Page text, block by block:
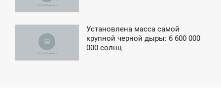
Установлена масса самой
крупной черной дыры: 6 600 000
000 солнц